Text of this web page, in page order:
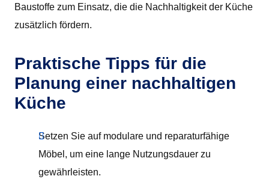
Baustoffe zum Einsatz, die die Nachhaltigkeit der Küche
zusätzlich fördern.
Praktische Tipps für die
Planung einer nachhaltigen
Küche
Setzen Sie auf modulare und reparaturfähige
Möbel, um eine lange Nutzungsdauer zu
gewährleisten.